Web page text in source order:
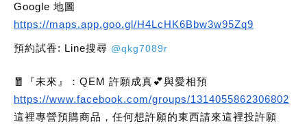
Google 地圖
https://maps.app.goo.gl/H4LcHK6Bbw3w95Zq9
預約試香: Line搜尋 @qkg7089r
🧧『未來』：QEM 許願成真💕與愛相預
https://www.facebook.com/groups/1314055862306802
這裡專營預購商品，任何想許願的東西請來這裡投許願